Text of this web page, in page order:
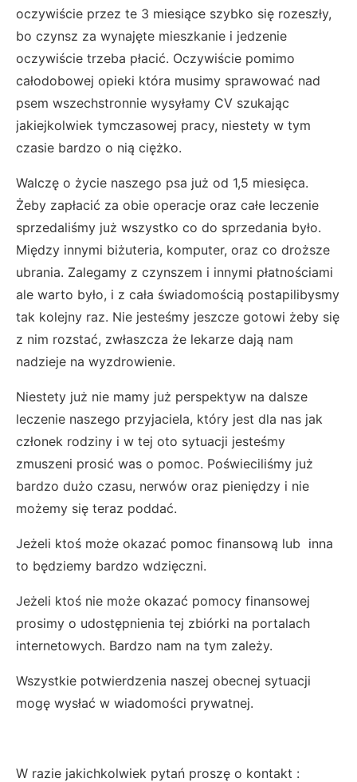
oczywiście przez te 3 miesiące szybko się rozeszły,
bo czynsz za wynajęte mieszkanie i jedzenie
oczywiście trzeba płacić. Oczywiście pomimo
całodobowej opieki która musimy sprawować nad
psem wszechstronnie wysyłamy CV szukając
jakiejkolwiek tymczasowej pracy, niestety w tym
czasie bardzo o nią ciężko.
Walczę o życie naszego psa już od 1,5 miesięca.
Żeby zapłacić za obie operacje oraz całe leczenie
sprzedaliśmy już wszystko co do sprzedania było.
Między innymi biżuteria, komputer, oraz co droższe
ubrania. Zalegamy z czynszem i innymi płatnościami
ale warto było, i z cała świadomością postapilibysmy
tak kolejny raz. Nie jesteśmy jeszcze gotowi żeby się
z nim rozstać, zwłaszcza że lekarze dają nam
nadzieje na wyzdrowienie.
Niestety już nie mamy już perspektyw na dalsze
leczenie naszego przyjaciela, który jest dla nas jak
członek rodziny i w tej oto sytuacji jesteśmy
zmuszeni prosić was o pomoc. Poświeciliśmy już
bardzo dużo czasu, nerwów oraz pieniędzy i nie
możemy się teraz poddać.
Jeżeli ktoś może okazać pomoc finansową lub inna
to będziemy bardzo wdzięczni.
Jeżeli ktoś nie może okazać pomocy finansowej
prosimy o udostępnienia tej zbiórki na portalach
internetowych. Bardzo nam na tym zależy.
Wszystkie potwierdzenia naszej obecnej sytuacji
mogę wysłać w wiadomości prywatnej.
W razie jakichkolwiek pytań proszę o kontakt :